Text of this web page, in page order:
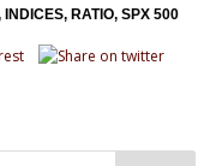
INDICES RATIO SPX 500